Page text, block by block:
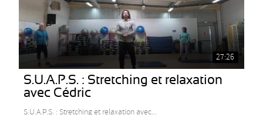
27:26
S.U.A.P.S. : Stretching et relaxation
avec Cédric
S.U.A.P.S. : Stretching et relaxation avec...